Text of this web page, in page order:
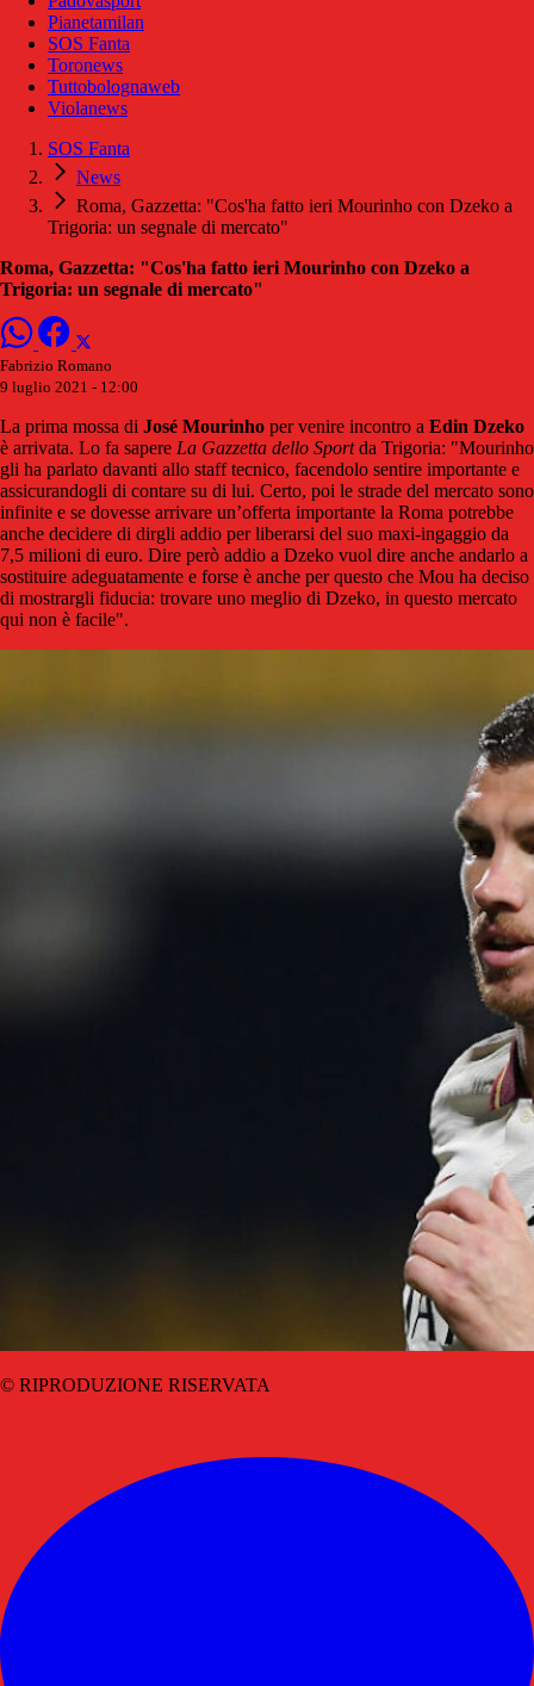
Pianetamilan
SOS Fanta
Toronews
Tuttobolognaweb
Violanews
SOS Fanta
News
Roma, Gazzetta: "Cos'ha fatto ieri Mourinho con Dzeko a
Trigoria: un segnale di mercato"
Roma, Gazzetta: "Cos'ha fatto ieri Mourinho con Dzeko a
Trigoria: un segnale di mercato"
Fabrizio Romano
9 luglio 2021 - 12:00
La prima mossa di José Mourinho per venire incontro a Edin Dzeko
è arrivata. Lo fa sapere La Gazzetta dello Sportda Trigoria: "Mourinho
gli ha parlato davanti allo staff tecnico, facendolo sentire importante e
assicurandogli di contare su di lui. Certo, poi le strade del mercato sono
infinite e se dovesse arrivare un’offerta importante la Roma potrebbe
anche decidere di dirgli addio per liberarsi del suo maxi-ingaggio da
7,5 milioni di euro. Dire però addio a Dzeko vuol dire anche andarlo a
sostituire adeguatamente e forse è anche per questo che Mou ha deciso
di mostrargli fiducia: trovare uno meglio di Dzeko, in questo mercato
qui non è facile".
© RIPRODUZIONE RISERVATA